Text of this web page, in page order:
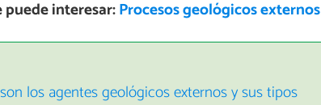
interesar:Procesos geológicos externos
los agentes geológicos externos y sus tipos